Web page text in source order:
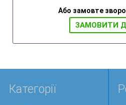
Або замовте
ЗАМОВИТИ
Категорії